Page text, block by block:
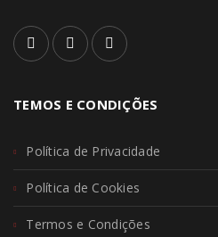
TEMOS E CONDIÇÕES
Política de Privacidade
Política de Cookies
Termos e Condições